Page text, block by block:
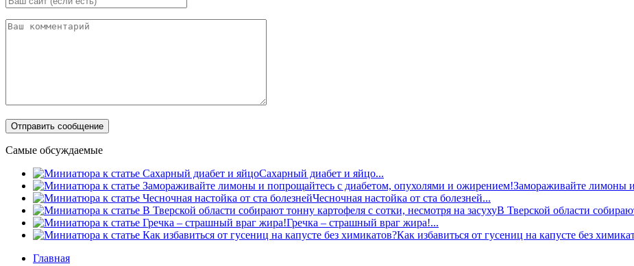
Самые обсуждаемые
Сахарный диабет и яйцо...
Замораживайте лимоны
Чесночная настойка от ста болезней...
В Тверской области
Гречка – страшный враг жира!...
Как избавиться от гусениц на капусте без
Главная